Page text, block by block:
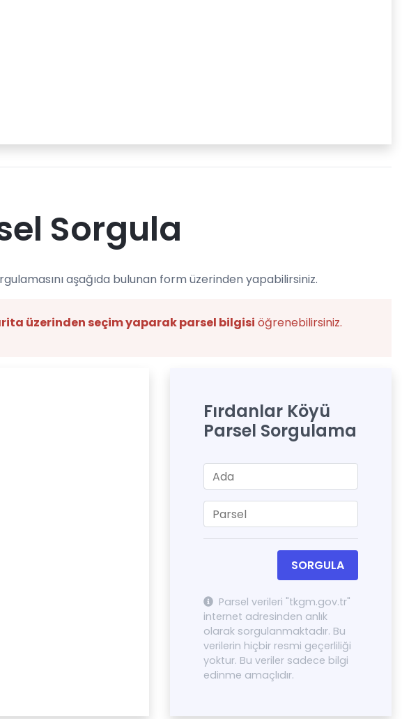
Sorgula
aşağıda bulunan form üzerinden yapabilirsiniz.
üzerinden seçim yaparak parsel bilgisi öğrenebilirsiniz.
Fırdanlar Köyü
Parsel Sorgulama
SORGULA
Parsel verileri "tkgm.gov.tr"
internet adresinden anlık
olarak sorgulanmaktadır. Bu
verilerin hiçbir resmi geçerliliği
yoktur. Bu veriler sadece bilgi
edinme amaçlıdır.